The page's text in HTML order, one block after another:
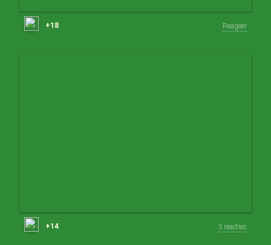
+18 Reageer
+14 3 reacties